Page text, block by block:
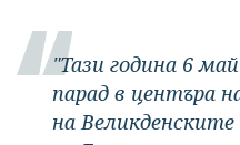
"Тази година 6
парад в центъра
на